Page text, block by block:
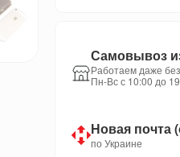
Самовывоз
Работаем даже
Пн-Вс с 10:00 до
Новая почта
по Украине